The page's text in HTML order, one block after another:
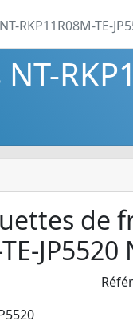
RKP11R08M-TE-
de
JP5520